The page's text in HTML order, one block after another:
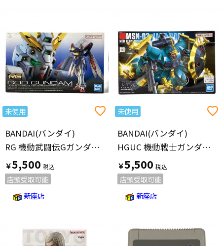
未使用
BANDAI(バンダイ)
RG 機動武闘伝Gガンダム ゴッドガンダム 1／144スケール プラモデル ガンプラ
￥5,500
店頭受取可能
新座店
未使用
BANDAI(バンダイ)
HGUC 機動戦士ガンダム 逆襲のシャア ヤクト・ドーガ (ギュネイ・ガス専用機) 1/144スケール ガンプラ
￥5,500
店頭受取可能
新座店